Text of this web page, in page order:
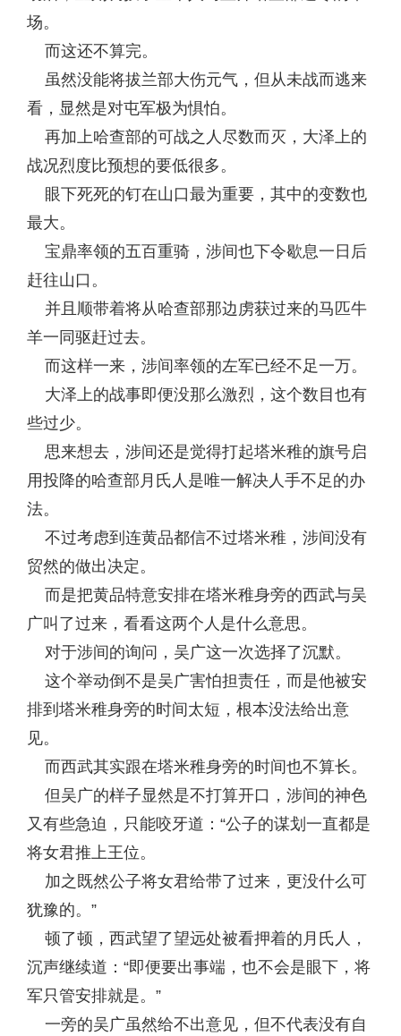
场。
而这还不算完。
虽然没能将拔兰部大伤元气，但从未战而逃来
看，显然是对屯军极为惧怕。
再加上哈查部的可战之人尽数而灭，大泽上的
战况烈度比预想的要低很多。
眼下死死的钉在山口最为重要，其中的变数也
最大。
宝鼎率领的五百重骑，涉间也下令歇息一日后
赶往山口。
并且顺带着将从哈查部那边虏获过来的马匹牛
羊一同驱赶过去。
而这样一来，涉间率领的左军已经不足一万。
大泽上的战事即便没那么激烈，这个数目也有
些过少。
思来想去，涉间还是觉得打起塔米稚的旗号启
用投降的哈查部月氏人是唯一解决人手不足的办
法。
不过考虑到连黄品都信不过塔米稚，涉间没有
贸然的做出决定。
而是把黄品特意安排在塔米稚身旁的西武与吴
广叫了过来，看看这两个人是什么意思。
对于涉间的询问，吴广这一次选择了沉默。
这个举动倒不是吴广害怕担责任，而是他被安
排到塔米稚身旁的时间太短，根本没法给出意
见。
而西武其实跟在塔米稚身旁的时间也不算长。
但吴广的样子显然是不打算开口，涉间的神色
又有些急迫，只能咬牙道：“公子的谋划一直都是
将女君推上王位。
加之既然公子将女君给带了过来，更没什么可
犹豫的。”
顿了顿，西武望了望远处被看押着的月氏人，
沉声继续道：“即便要出事端，也不会是眼下，将
军只管安排就是。”
一旁的吴广虽然给不出意见，但不代表没有自